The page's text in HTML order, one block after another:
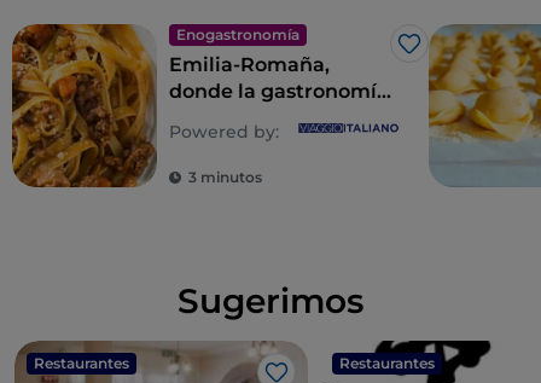
Enogastronomía
Me gusta
Emilia-Romaña,
donde la gastronomía
es un imperio de los
sentidos
Powered by:
3 minutos
Sugerimos
Restaurantes Restaurantes